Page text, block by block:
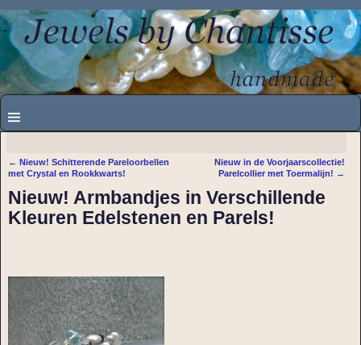
Bericht navigatie
← Nieuw! Schitterende Pareloorbellen
met Crystal en Rookkwarts!
Nieuw in de Voorjaarscollectie!
Parelcollier met Toermalijn! →
Nieuw! Armbandjes in Verschillende
Kleuren Edelstenen en Parels!